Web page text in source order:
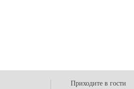
Приходите в гости